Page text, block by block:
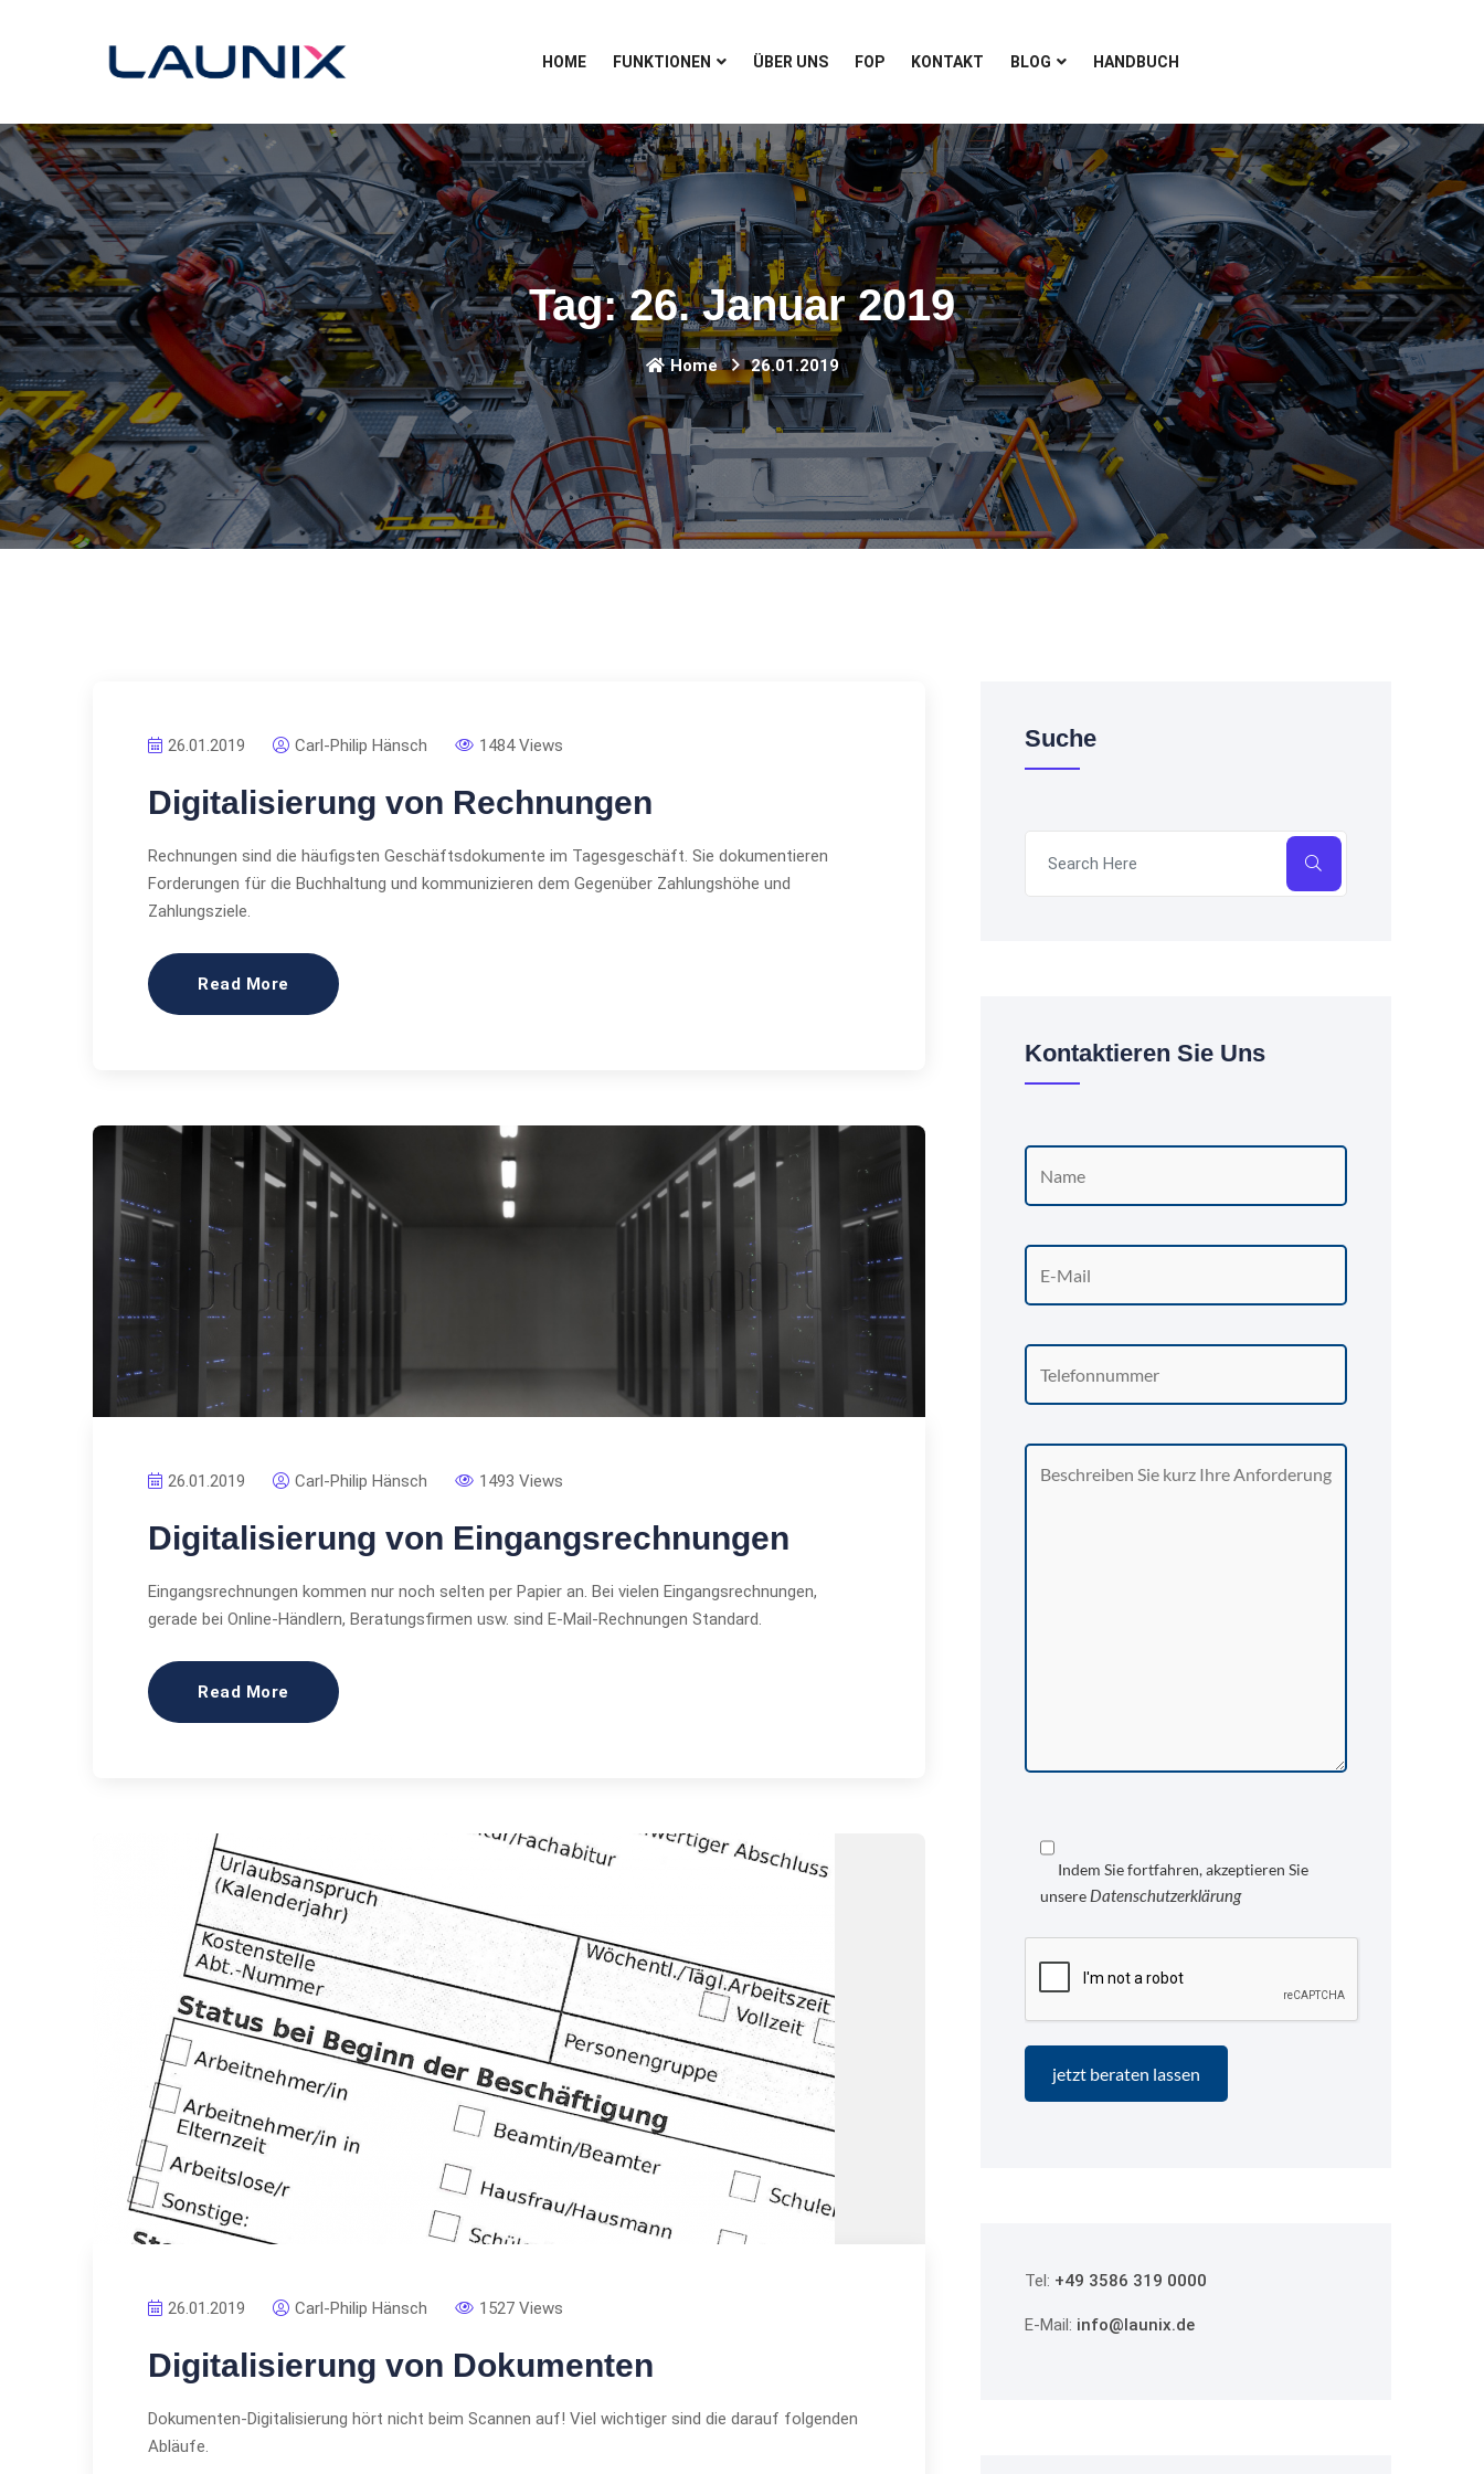
HOME FUNKTIONEN ÜBER UNS FOP KONTAKT BLOG HANDBUCH
Tag:26. Januar 2019
Home 26.01.2019
26.01.2019 Carl-Philip Hänsch 1484 Views
Digitalisierung von Rechnungen
Rechnungen sind die häufigsten Geschäftsdokumente im Tagesgeschäft. Sie dokumentieren
Forderungen für die Buchhaltung und kommunizieren dem Gegenüber Zahlungshöhe und
Zahlungsziele.
Read More
26.01.2019 Carl-Philip Hänsch 1493 Views
Digitalisierung von Eingangsrechnungen
Eingangsrechnungen kommen nur noch selten per Papier an. Bei vielen Eingangsrechnungen,
gerade bei Online-Händlern, Beratungsfirmen usw. sind E-Mail-Rechnungen Standard.
Read More
26.01.2019 Carl-Philip Hänsch 1527 Views
Digitalisierung von Dokumenten
Dokumenten-Digitalisierung hört nicht beim Scannen auf! Viel wichtiger sind die darauf folgenden
Abläufe.
Suche
Kontaktieren Sie Uns
Indem Sie fortfahren, akzeptieren Sie
unsere Datenschutzerklärung
Tel: +49 3586 319 0000
E-Mail: info@launix.de